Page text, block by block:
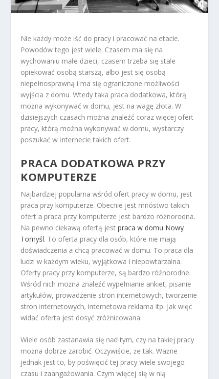
Nie każdy może iść do pracy i pracować na etacie.
Powodów tego jest wiele. Czasem ma się na
wychowaniu małe dzieci, czasem trzeba się stale
opiekować osobą starszą, albo jest się osobą
niepełnosprawną i ma się ograniczone możliwości
wyjścia z domu. Wtedy taka praca dodatkowa, którą
można wykonywać w domu, jest na wagę złota. W
dzisiejszych czasach można znaleźć coraz więcej ofert
pracy, którą można wykonywać w domu, wystarczy
poszukać w Internecie takich ofert.
PRACA DODATKOWA PRZY
KOMPUTERZE
Najbardziej popularna wśród ofert pracy w domu, jest
praca przy komputerze. Obecnie jest mnóstwo takich
ofert a praca przy komputerze jest bardzo różnorodna.
Na pewno ciekawą ofertą jestpraca w domu Nowy
Tomyśl. To oferta pracy dla osób, które nie mają
doświadczenia a chcą pracować w domu. To praca dla
ludzi w każdym wieku, wyjątkowa i niepowtarzalna.
Oferty pracy przy komputerze, są bardzo różnorodne.
Wśród nich można znaleźć wypełnianie ankiet, pisanie
artykułów, prowadzenie stron internetowych, tworzenie
stron internetowych, internetowa reklama itp. Jak więc
widać oferta jest dosyć zróżnicowana.
Wiele osób zastanawia się nad tym, czy na takiej pracy
można dobrze zarobić. Oczywiście, że tak. Ważne
jednak jest to, by poświęcić tej pracy wiele swojego
czasu i zaangażowania. Czym więcej się w nią